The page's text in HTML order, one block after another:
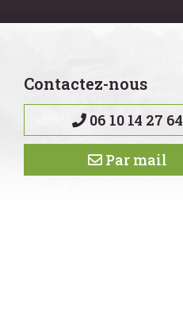
Contactez-nous
06 10 14 27 64
Par mail